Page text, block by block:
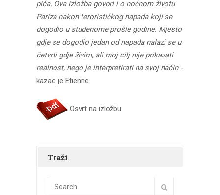
pića. Ova izložba govori i o noćnom životu
Pariza nakon terorističkog napada koji se
dogodio u studenome prošle godine. Mjesto
gdje se dogodio jedan od napada nalazi se u
četvrti gdje živim, ali moj cilj nije prikazati
realnost, nego je interpretirati na svoj način-
kazao je Etienne.
Osvrt na izložbu
Traži